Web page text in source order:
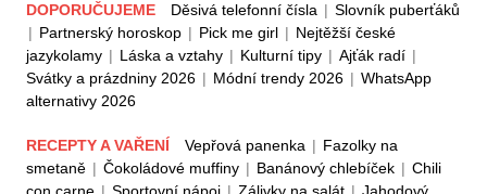
DOPORUČUJEME Děsivá telefonní čísla | Slovník puberťáků
| Partnerský horoskop | Pick me girl | Nejtěžší české
jazykolamy | Láska a vztahy | Kulturní tipy | Ajťák radí |
Svátky a prázdniny 2026 | Módní trendy 2026 | WhatsApp
alternativy 2026
RECEPTY A VAŘENÍ Vepřová panenka | Fazolky na
smetaně | Čokoládové muffiny | Banánový chlebíček | Chili